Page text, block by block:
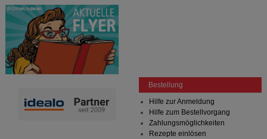
Bestellung
Hilfe zur Anmeldung
Hilfe zum Bestellvorgang
Zahlungsmöglichkeiten
Rezepte einlösen